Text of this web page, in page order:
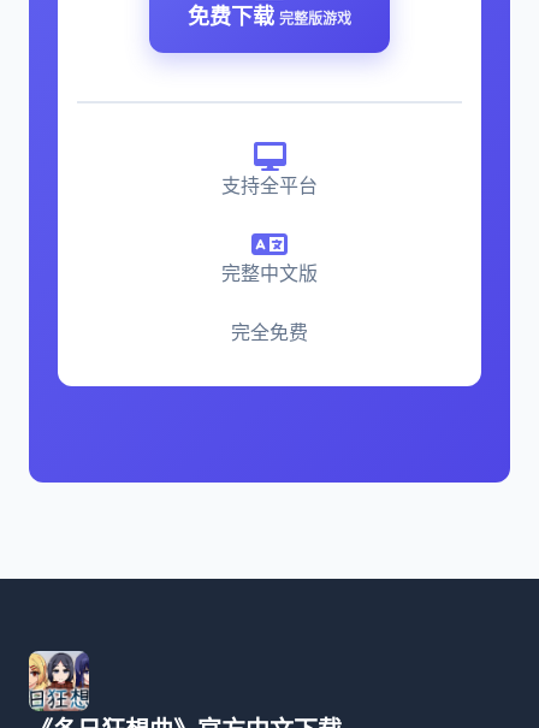
免费下载 完整版游戏
支持全平台
完整中文版
完全免费